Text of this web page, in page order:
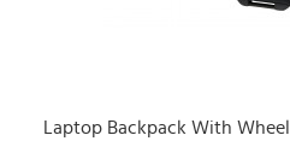
Laptop Backpack With